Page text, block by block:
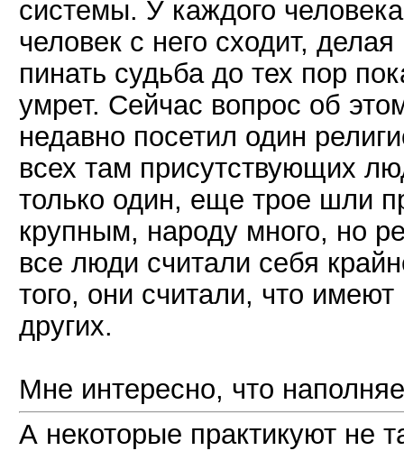
системы. У каждого
человек с него сходит,
пинать судьба до тех пор
умрет. Сейчас вопрос об
недавно посетил один
всех там присутствующих
только один, еще трое шли
крупным, народу много, но
все люди считали себя
того, они считали, что
других.
Мне интересно, что
А некоторые практикуют не